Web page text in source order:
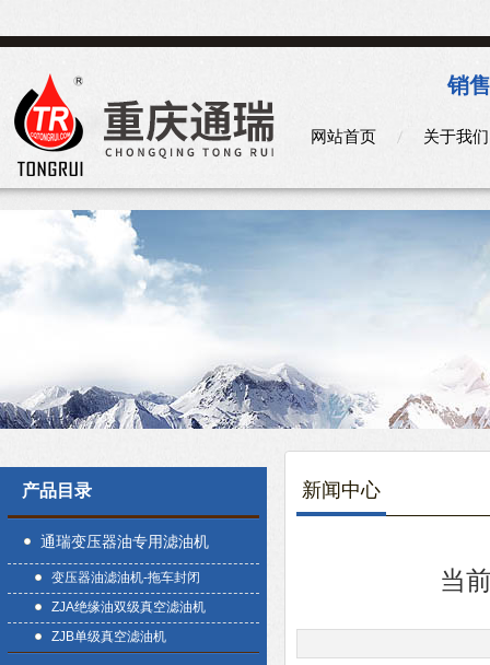
销
网站首页 关于我们
产品目录
通瑞变压器油专用滤油机
变压器油滤油机-拖车封闭
ZJA绝缘油双级真空滤油机
ZJB单级真空滤油机
新闻中心
当